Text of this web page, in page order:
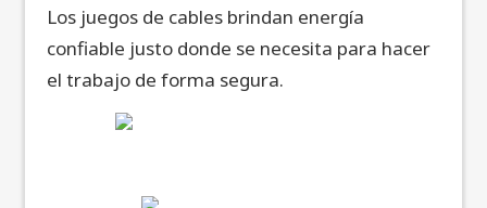
Los juegos de cables brindan energía
confiable justo donde se necesita para hacer
el trabajo de forma segura.